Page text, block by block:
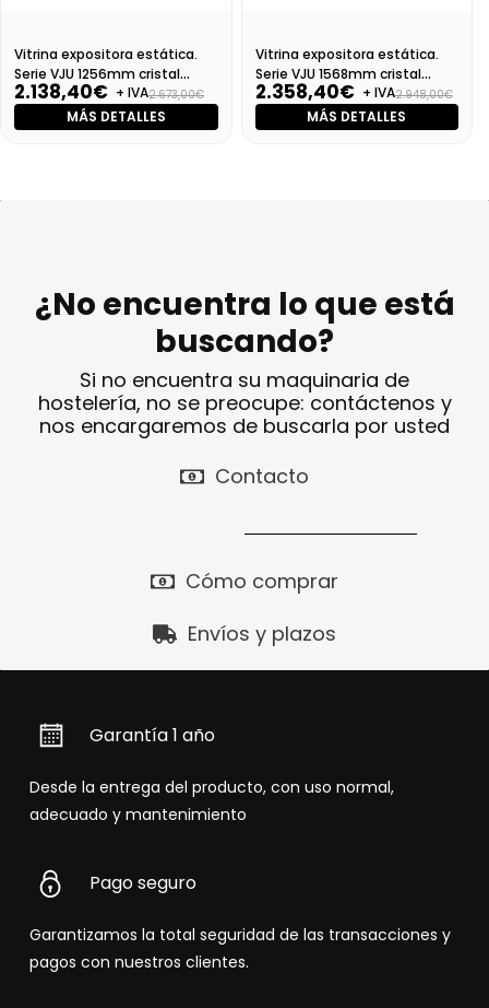
Vitrina expositora estática.
Serie VJU 1256mm cristal
curvo
2.138,40€ + IVA2.673,00€
MÁS DETALLES
Vitrina expositora estática.
Serie VJU 1568mm cristal
curvo
2.358,40€ + IVA2.948,00€
MÁS DETALLES
¿No encuentra lo que está
buscando?
Si no encuentra su maquinaria de
hostelería, no se preocupe: contáctenos y
nos encargaremos de buscarla por usted
Contacto
Cómo comprar
Envíos y plazos
Garantía 1 año
Desde la entrega del producto, con uso normal,
adecuado y mantenimiento
Pago seguro
Garantizamos la total seguridad de las transacciones y
pagos con nuestros clientes.